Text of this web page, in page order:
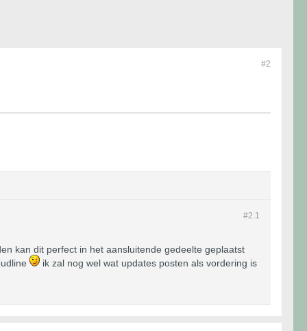
#2
#2. 1
kan dit perfect in het aansluitende gedeelte geplaatst
ik zal nog wel wat updates posten als vordering is